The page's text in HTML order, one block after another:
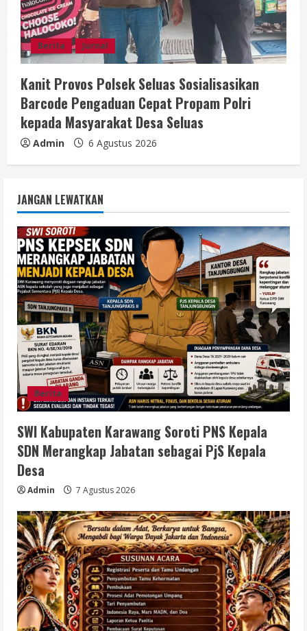
Berita Jurnal
Kanit Provos Polsek Seluas Sosialisasikan
Barcode Pengaduan Cepat Propam Polri
kepada Masyarakat Desa Seluas
Admin 6 Agustus 2026
JANGAN LEWATKAN
Berita
SWI Kabupaten Karawang Soroti PNS Kepala
SDN Merangkap Jabatan sebagai PjS Kepala
Desa
Admin 7 Agustus 2026